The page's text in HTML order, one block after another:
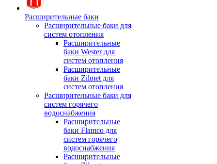
Расширительные баки
Расширительные баки для
систем отопления
Расширительные
баки Wester для
систем отопления
Расширительные
баки Zilmet для
систем отопления
Расширительные баки для
систем горячего
водоснабжения
Расширительные
баки Flamco для
систем горячего
водоснабжения
Расширительные